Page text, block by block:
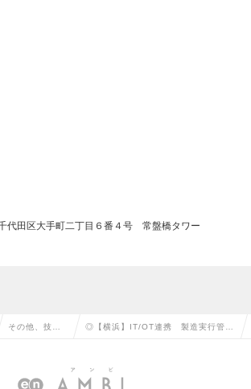
田区大手町二丁目６番４号 常盤橋タワー
その他、技術
b・通信系）の
◎【横浜】IT/OT連携 製造実行管理
づくり変革を担う_25253の求人情報